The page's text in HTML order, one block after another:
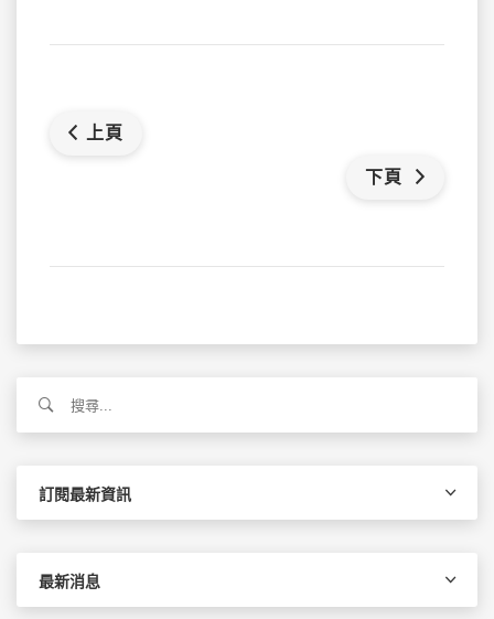
上頁
下頁
關
訂閱最新資訊
最新消息